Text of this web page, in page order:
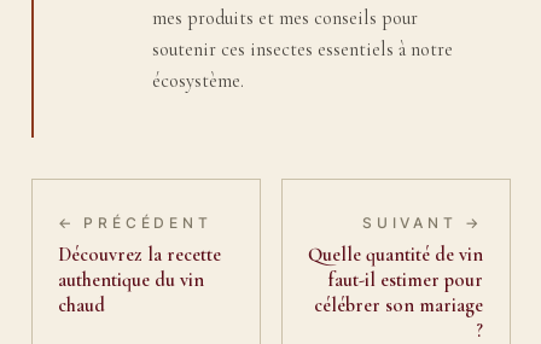
mes produits et mes conseils pour
soutenir ces insectes essentiels à notre
écosystème.
← PRÉCÉDENT
Découvrez la recette
authentique du vin
chaud
SUIVANT →
Quelle quantité de vin
faut-il estimer pour
célébrer son mariage
?